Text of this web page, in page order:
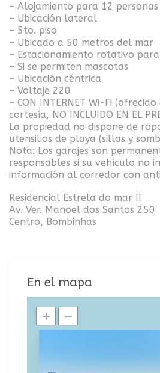
– Alojamiento para 12
– Ubicación lateral
– 5to. piso
– Ubicado a 50 metros del mar
– Estacionamiento rotativo
– Si se permiten mascotas
– Ubicación céntrica
– Voltaje 220
– CON INTERNET Wi-Fi
cortesía, NO INCLUIDO EN EL
La propiedad no dispone de
utensilios de playa (sillas y
Nota: Los garajes son
responsables si su vehículo no
información al corredor con
Residencial Estrela do mar II
Av. Ver. Manoel dos Santos 250
Centro, Bombinhas
En el mapa